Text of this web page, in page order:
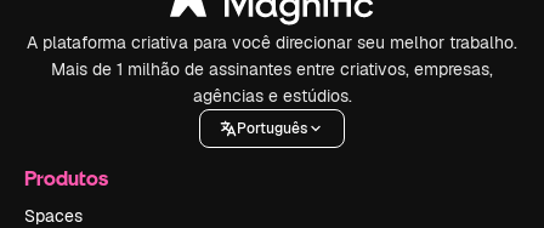
A plataforma criativa para você direcionar seu melhor trabalho.
Mais de 1 milhão de assinantes entre criativos, empresas,
agências e estúdios.
Português
Produtos
Spaces